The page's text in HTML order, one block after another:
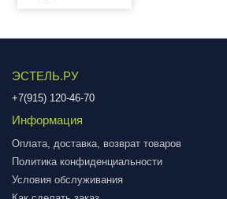
ЭСТЕЛЬ.РУ
+7(915) 120-46-70
Информация
Оплата, доставка, возврат товаров
Политика конфиденциальности
Условия обслуживания